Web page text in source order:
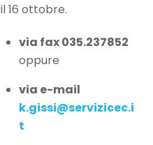
il 16 ottobre.
via fax 035.237852
oppure
via e-mail
k.gissi@servizicec.i
t